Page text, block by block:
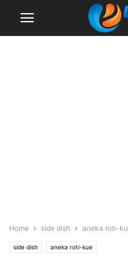
Home side dish aneka roti-
side dish aneka roti-kue